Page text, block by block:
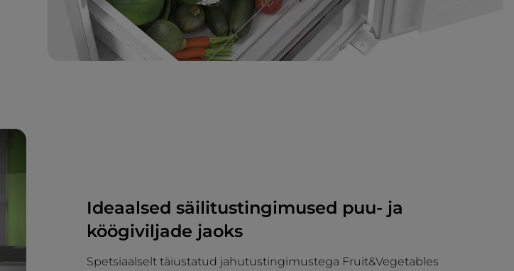
Ideaalsed säilitustingimused puu- ja
köögiviljade jaoks
Spetsiaalselt täiustatud jahutustingimustega Fruit&Vegetables